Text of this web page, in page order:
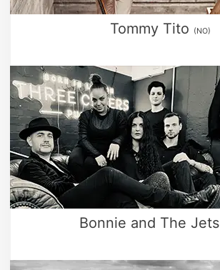
Tommy Tito (NO)
Bonnie and The Jets